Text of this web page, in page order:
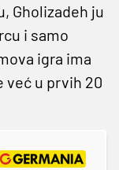
Gholizadeh ju
i samo
igra ima
već u prvih 20